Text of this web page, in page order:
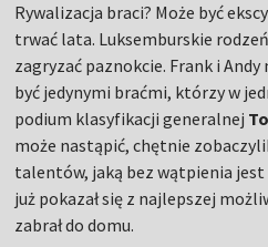
Rywalizacja braci? Może być
trwać lata. Luksemburskie
zagryzać paznokcie. Frank i
być jedynymi braćmi, którzy w
podium klasyfikacji generalnej
może nastąpić, chętnie
talentów, jaką bez wątpienia
już pokazał się z najlepszej
zabrał do domu.